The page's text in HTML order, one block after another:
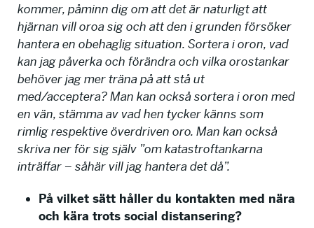
kommer, påminn dig om att det är naturligt att
hjärnan vill oroa sig och att den i grunden försöker
hantera en obehaglig situation. Sortera i oron, vad
kan jag påverka och förändra och vilka orostankar
behöver jag mer träna på att stå ut
med/acceptera? Man kan också sortera i oron med
en vän, stämma av vad hen tycker känns som
rimlig respektive överdriven oro. Man kan också
skriva ner för sig själv ”om katastroftankarna
inträffar – såhär vill jag hantera det då”.
På vilket sätt håller du kontakten med nära
och kära trots social distansering?